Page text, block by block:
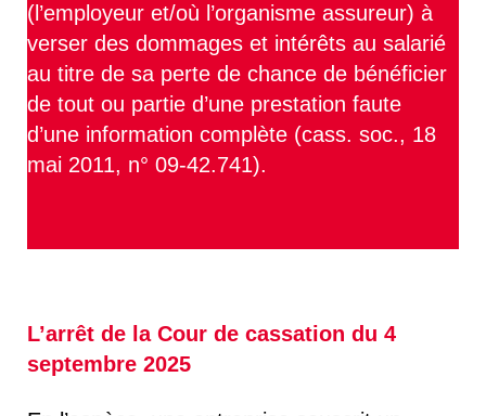
(l’employeur et/où l’organisme assureur) à
verser des dommages et intérêts au salarié
au titre de sa perte de chance de bénéficier
de tout ou partie d’une prestation faute
d’une information complète (cass. soc., 18
mai 2011, n° 09-42.741).
L’arrêt de la Cour de cassation du 4
septembre 2025